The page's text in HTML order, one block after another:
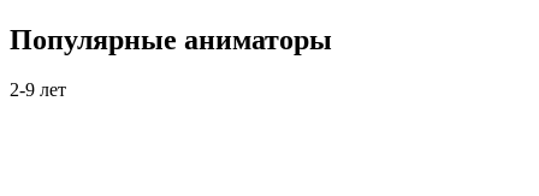
Популярные аниматоры
2-9 лет